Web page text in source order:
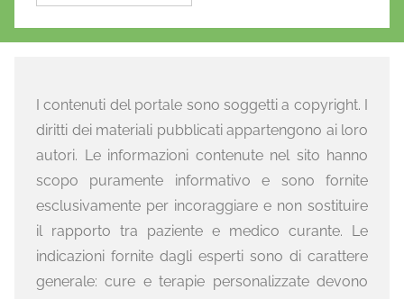
I contenuti del portale sono soggetti a copyright. I
diritti dei materiali pubblicati appartengono ai loro
autori. Le informazioni contenute nel sito hanno
scopo puramente informativo e sono fornite
esclusivamente per incoraggiare e non sostituire
il rapporto tra paziente e medico curante. Le
indicazioni fornite dagli esperti sono di carattere
generale: cure e terapie personalizzate devono